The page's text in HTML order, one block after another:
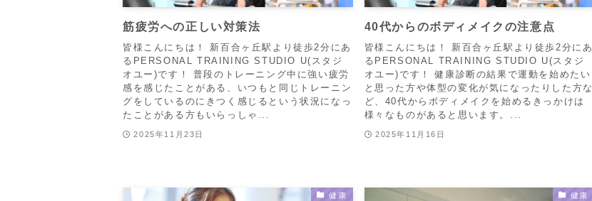
筋疲労への正しい対策法
皆様こんにちは！ 新百合ヶ丘駅より徒歩2分にあ
るPERSONAL TRAINING STUDIO U(スタジ
オユー)です！ 普段のトレーニング中に強い疲労
感を感じたことがある、いつもと同じトレーニン
グをしているのにきつく感じるという状況になっ
たことがある方もいらっしゃ...
2025年11月23日
40代からのボディメイクの注意点
皆様こんにちは！ 新百合ヶ丘駅より徒歩2分にあ
るPERSONAL TRAINING STUDIO U(スタジ
オユー)です！ 健康診断の結果で運動を始めたい
と思った方や体型の変化が気になったりした方な
ど、40代からボディメイクを始めるきっかけは
様々なものがあると思います。...
2025年11月16日
健康 健康